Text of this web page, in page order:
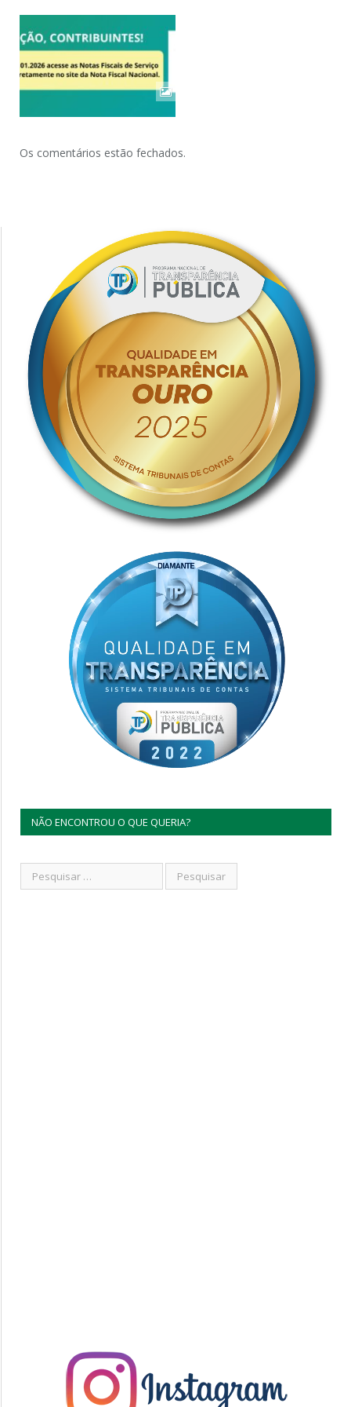
Os comentários estão fechados.
NÃO ENCONTROU O QUE QUERIA?